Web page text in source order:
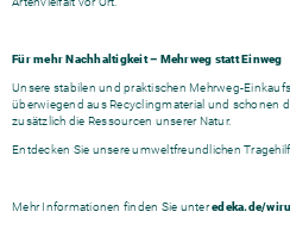
Für mehr Nachhaltigkeit – Mehrweg statt Einweg
Unsere stabilen und praktischen Mehrweg-
überwiegend aus Recyclingmaterial und schonen
zusätzlich die Ressourcen unserer Natur.
Entdecken Sie unsere umweltfreundlichen
Mehr Informationen finden Sie unteredeka.de/